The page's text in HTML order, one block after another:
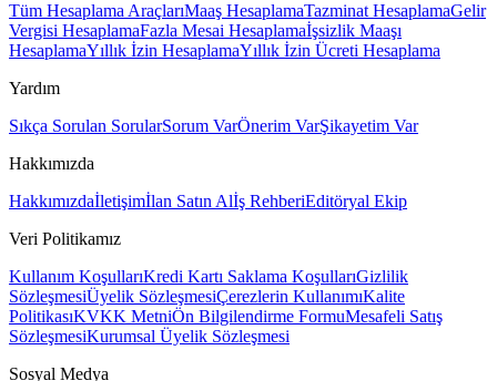
Tüm Hesaplama AraçlarıMaaş HesaplamaTazminat HesaplamaGelir
Vergisi HesaplamaFazla Mesai Hesaplamaİşsizlik Maaşı
HesaplamaYıllık İzin HesaplamaYıllık İzin Ücreti Hesaplama
Yardım
Sıkça Sorulan SorularSorum VarÖnerim VarŞikayetim Var
Hakkımızda
Hakkımızdaİletişimİlan Satın Alİş RehberiEditöryal Ekip
Veri Politikamız
Kullanım KoşullarıKredi Kartı Saklama KoşullarıGizlilik
SözleşmesiÜyelik SözleşmesiÇerezlerin KullanımıKalite
PolitikasıKVKK MetniÖn Bilgilendirme FormuMesafeli Satış
SözleşmesiKurumsal Üyelik Sözleşmesi
Sosyal Medya